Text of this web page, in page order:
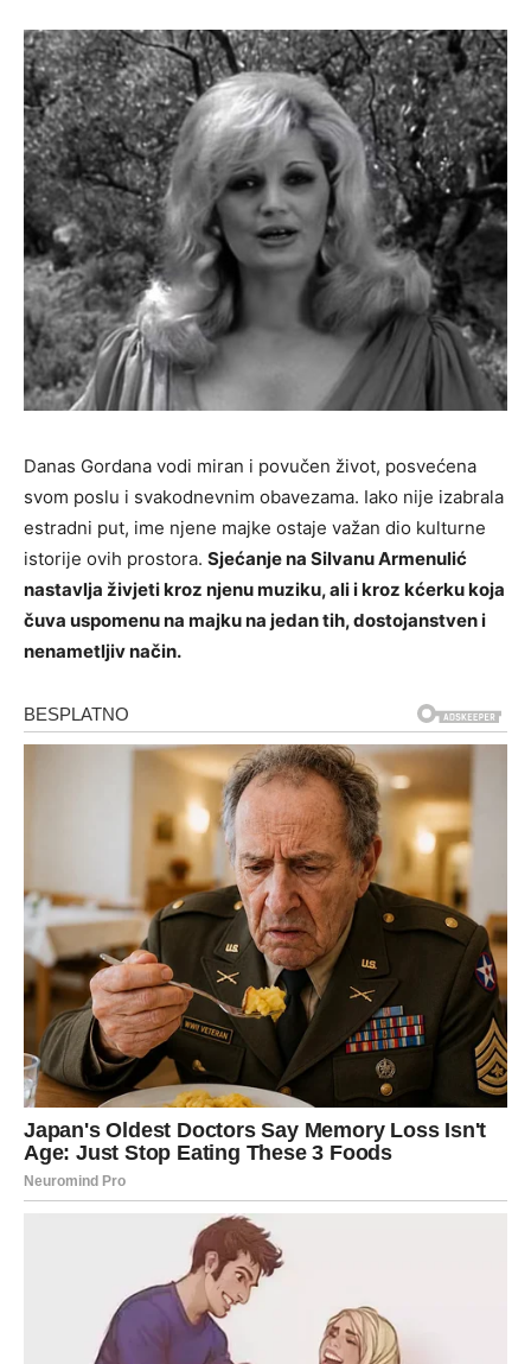
Danas Gordana vodi miran i povučen život, posvećena
svom poslu i svakodnevnim obavezama. Iako nije izabrala
estradni put, ime njene majke ostaje važan dio kulturne
istorije ovih prostora. Sjećanje na Silvanu Armenulić
nastavlja živjeti kroz njenu muziku, ali i kroz kćerku koja
čuva uspomenu na majku na jedan tih, dostojanstven i
nenametljiv način.